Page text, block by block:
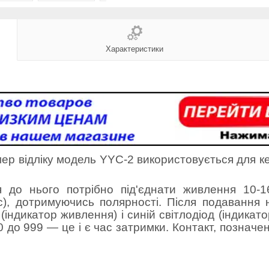
Характеристики
відліку модель YYC-2 використовується для
нього потрібно під'єднати живлення 10-
), дотримуючись полярності. Після подавання
живлення) і синій світлодіод
до 999 — це і є час затримки. Контакт,